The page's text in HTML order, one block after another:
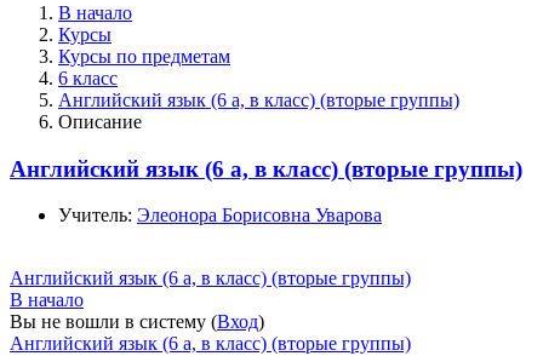
В начало
Курсы
Курсы по предметам
6 класс
Английский язык (6 а, в класс) (вторые группы)
Описание
Английский язык (6 а, в класс) (вторые группы)
Учитель: Элеонора Борисовна Уварова
Английский язык (6 а, в класс) (вторые группы)
В начало
Вы не вошли в систему (Вход)
Английский язык (6 а, в класс) (вторые группы)